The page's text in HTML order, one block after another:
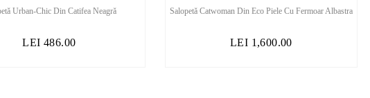
Urban-Chic Din Catifea Neagră
LEI 486.00
OUT OF
STOCK
Salopetă Catwoman Din Eco Piele Cu Fermoar Albastra
LEI 1,600.00